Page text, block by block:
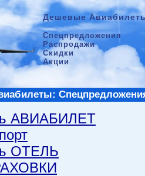
Дешевые
Спецпредложения
Распродажи
Скидки
Акции
АВИАБИЛЕТ
ОТЕЛЬ